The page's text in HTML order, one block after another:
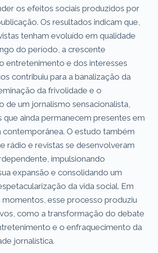
os efeitos sociais produzidos por
Os resultados indicam que,
tenham evoluído em qualidade
do período, a crescente
entretenimento e dos interesses
contribuiu para a banalização da
da frivolidade e o
de um jornalismo sensacionalista,
que ainda permanecem presentes em
contemporânea. O estudo também
rádio e revistas se desenvolveram
impulsionando
expansão e consolidando um
da vida social. Em
esse processo produziu
como a transformação do debate
e o enfraquecimento da
jornalística.